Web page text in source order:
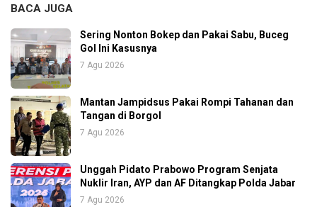
BACA JUGA
Sering Nonton Bokep dan Pakai Sabu, Buceg
Gol Ini Kasusnya
7 Agu 2026
Mantan Jampidsus Pakai Rompi Tahanan dan
Tangan di Borgol
7 Agu 2026
Unggah Pidato Prabowo Program Senjata
Nuklir Iran, AYP dan AF Ditangkap Polda Jabar
7 Agu 2026